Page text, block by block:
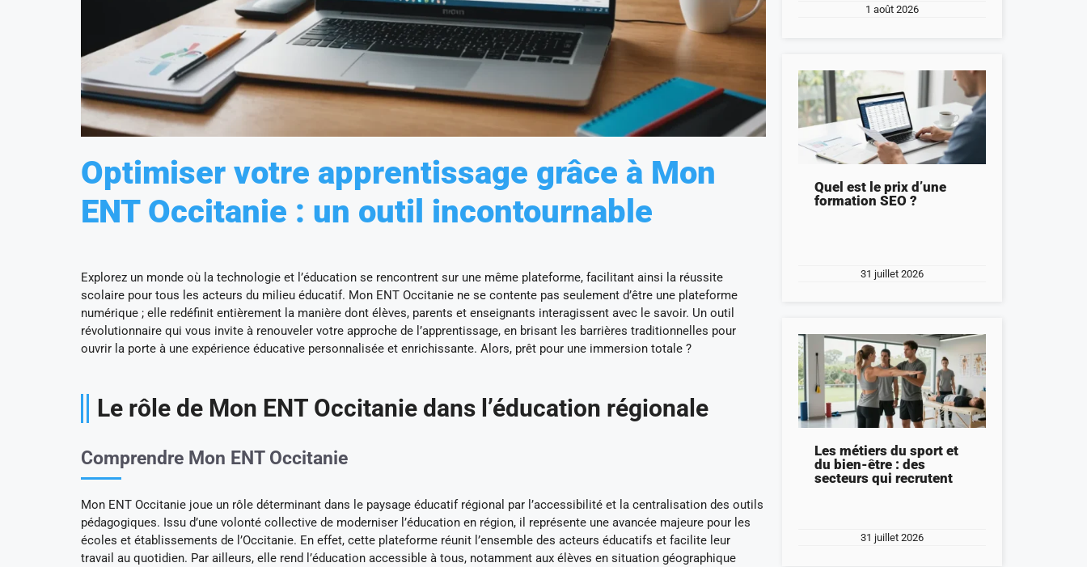
Optimiser votre apprentissage grâce à Mon
ENT Occitanie : un outil incontournable
Explorez un monde où la technologie et l’éducation se rencontrent sur une même plateforme, facilitant ainsi la réussite
scolaire pour tous les acteurs du milieu éducatif. Mon ENT Occitanie ne se contente pas seulement d’être une plateforme
numérique ; elle redéfinit entièrement la manière dont élèves, parents et enseignants interagissent avec le savoir. Un outil
révolutionnaire qui vous invite à renouveler votre approche de l’apprentissage, en brisant les barrières traditionnelles pour
ouvrir la porte à une expérience éducative personnalisée et enrichissante. Alors, prêt pour une immersion totale ?
Le rôle de Mon ENT Occitanie dans l’éducation régionale
Comprendre Mon ENT Occitanie
Mon ENT Occitanie joue un rôle déterminant dans le paysage éducatif régional par l’accessibilité et la centralisation des outils
pédagogiques. Issu d’une volonté collective de moderniser l’éducation en région, il représente une avancée majeure pour les
écoles et établissements de l’Occitanie. En effet, cette plateforme réunit l’ensemble des acteurs éducatifs et facilite leur
travail au quotidien. Par ailleurs, elle rend l’éducation accessible à tous, notamment aux élèves en situation géographique
1 août 2026
Quel est le prix d’une
formation SEO ?
31 juillet 2026
Les métiers du sport et
du bien-être : des
secteurs qui recrutent
31 juillet 2026